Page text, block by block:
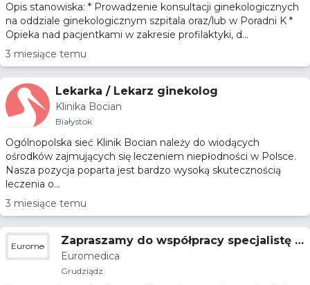
Opis stanowiska: * Prowadzenie konsultacji ginekologicznych
na oddziale ginekologicznym szpitala oraz/lub w Poradni K *
Opieka nad pacjentkami w zakresie profilaktyki, d...
3 miesiące temu
Lekarka / Lekarz ginekolog
Klinika Bocian
Białystok
Ogólnopolska sieć Klinik Bocian należy do wiodących
ośrodków zajmujących się leczeniem niepłodności w Polsce.
Nasza pozycja poparta jest bardzo wysoką skutecznością
leczenia o...
3 miesiące temu
Euromedica
Zapraszamy do współpracy specjalistę g
inekologii i położnictwa!
Euromedica
Grudziądz